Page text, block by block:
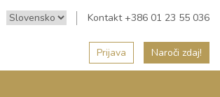
Kontakt +386 01 23 55 036
Prijava Naroči zdaj!